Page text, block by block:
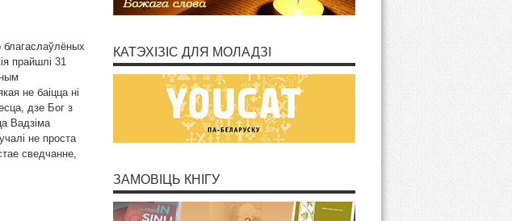
благаслаўлёных
прайшлі 31
не баіцца ні
дзе Бог з
Вадзіма
не проста
сведчанне,
КАТЭХІЗІС ДЛЯ МОЛАДЗІ
ЗАМОВІЦЬ КНІГУ